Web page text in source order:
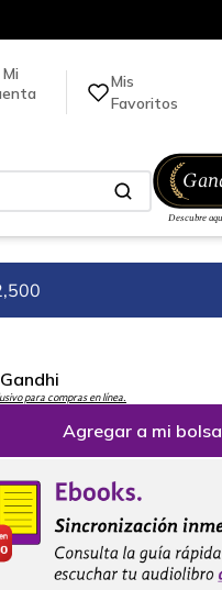
Mis
Favoritos
para compras en línea.
Agregar a mi bolsa